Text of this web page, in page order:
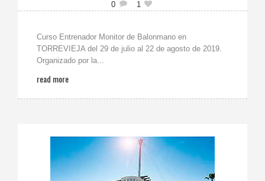
0 1
Curso Entrenador Monitor de Balonmano en
TORREVIEJA del 29 de julio al 22 de agosto de 2019.
Organizado por la...
read more